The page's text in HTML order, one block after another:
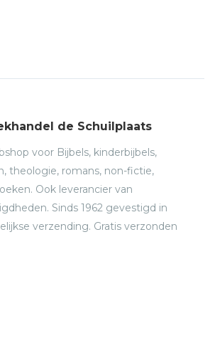
de Schuilplaats
voor Bijbels, kinderbijbels,
theologie, romans, non-fictie,
Ook leverancier van
Sinds 1962 gevestigd in
verzending. Gratis verzonden